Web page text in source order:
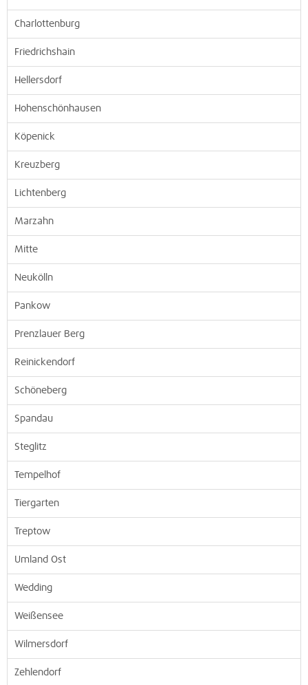
Charlottenburg
Friedrichshain
Hellersdorf
Hohenschönhausen
Köpenick
Kreuzberg
Lichtenberg
Marzahn
Mitte
Neukölln
Pankow
Prenzlauer Berg
Reinickendorf
Schöneberg
Spandau
Steglitz
Tempelhof
Tiergarten
Treptow
Umland Ost
Wedding
Weißensee
Wilmersdorf
Zehlendorf